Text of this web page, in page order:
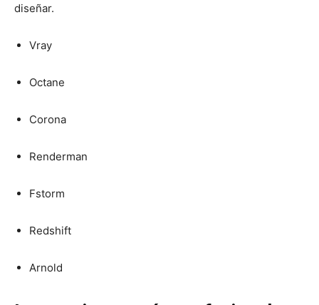
diseñar.
Vray
Octane
Corona
Renderman
Fstorm
Redshift
Arnold